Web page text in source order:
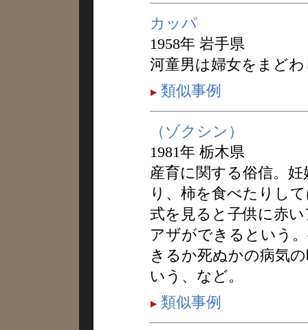
カッパ
1958年 岩手県
河童男は婦女をまど
類似事例
（ゾクシン）
1981年 栃木県
産育に関する俗信。
り、柿を食べたりし
式を見ると子供に赤
アザができるという
きるか死ぬかの病気
いう、など。
類似事例